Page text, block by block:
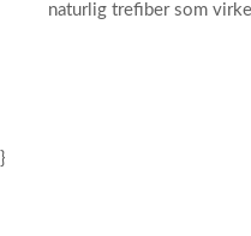
naturlig trefiber som
}